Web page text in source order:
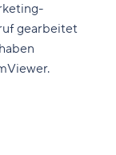
gearbeitet